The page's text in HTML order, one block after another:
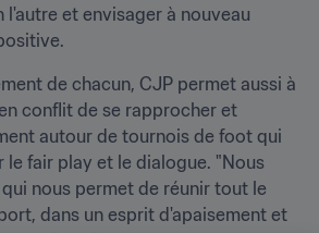
l'autre et envisager à nouveau
de chacun, CJP permet aussi à
conflit de se rapprocher et
autour de tournois de foot qui
le fair play et le dialogue. "Nous
nous permet de réunir tout le
dans un esprit d'apaisement et